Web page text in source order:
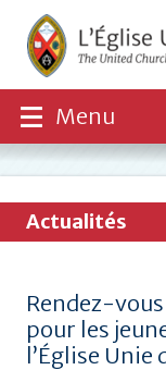
Menu
Actualités
Rendez-
pour les
l’Église Unie